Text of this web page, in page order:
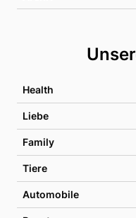
Health
Liebe
Family
Tiere
Automobile